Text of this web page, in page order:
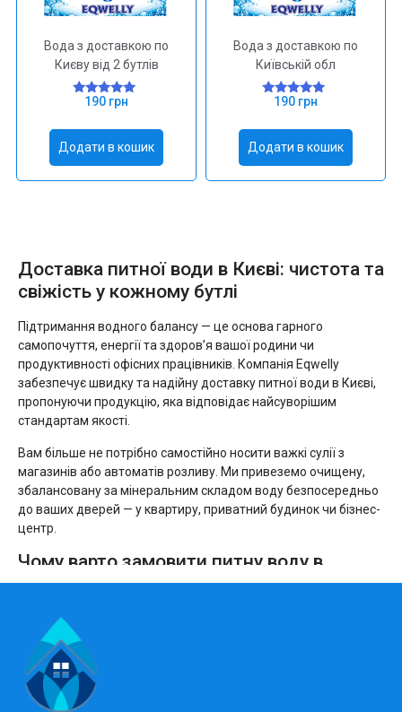
Вода з доставкою по
Києву від 2 бутлів
Оцінено в
з 5
190 грн
Додати в кошик
Вода з доставкою по
Київській обл
Оцінено в
з 5
190 грн
Додати в кошик
Доставка питної води в Києві: чистота та
свіжість у кожному бутлі
Підтримання водного балансу — це основа гарного
самопочуття, енергії та здоров’я вашої родини чи
продуктивності офісних працівників. Компанія Eqwelly
забезпечує швидку та надійну доставку питної води в Києві,
пропонуючи продукцію, яка відповідає найсуворішим
стандартам якості.
Вам більше не потрібно самостійно носити важкі сулії з
магазинів або автоматів розливу. Ми привеземо очищену,
збалансовану за мінеральним складом воду безпосередньо
до ваших дверей — у квартиру, приватний будинок чи бізнес-
центр.
Чому варто замовити питну воду в
Eqwelly?
Ми ретельно контролюємо кожен етап: від видобутку та
багатоступеневої фільтрації до дезінфекції тари і
транспортування. Обираючи наш сервіс, ви отримуєте:
Природну користь. Наша питна вода (Київ) проходить
м’яку очистку, зберігаючи оптимальний рівень